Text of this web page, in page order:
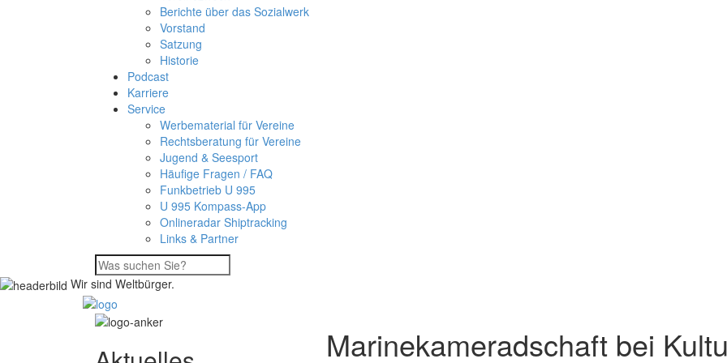
Berichte über das Sozialwerk
Vorstand
Satzung
Historie
Podcast
Karriere
Service
Werbematerial für Vereine
Rechtsberatung für Vereine
Jugend & Seesport
Häufige Fragen / FAQ
Funkbetrieb U 995
U 995 Kompass-App
Onlineradar Shiptracking
Links & Partner
Wir sind Weltbürger.
Marinekameradschaft bei